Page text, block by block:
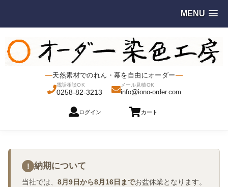
MENU
天然素材でのれん・幕を自由にオーダー
電話相談OK
0258-82-3213
メール見積OK
info@iono-order.com
ログイン カート
! 納期について
当社では、 8月9日から8月16日までお盆休業となります。